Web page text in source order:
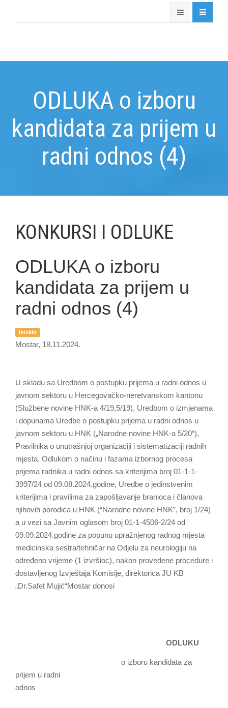
ODLUKA o izboru
kandidata za prijem u
radni odnos (4)
KONKURSI I ODLUKE
ODLUKA o izboru
kandidata za prijem u
radni odnos (4)
Isteklo
Mostar, 18.11.2024.
U skladu sa Uredbom o postupku prijema u radni odnos u
javnom sektoru u Hercegovačko-neretvanskom kantonu
(Službene novine HNK-a 4/19,5/19), Uredbom o izmjenama
i dopunama Uredbe o postupku prijema u radni odnos u
javnom sektoru u HNK („Narodne novine HNK-a 5/20“),
Pravilnika o unutrašnjoj organizaciji i sistematizaciji radnih
mjesta, Odlukom o načinu i fazama izbornog procesa
prijema radnika u radni odnos sa kriterijima broj 01-1-1-
3997/24 od 09.08.2024.godine, Uredbe o jedinstvenim
kriterijima i pravilima za zapošljavanje branioca i članova
njihovih porodica u HNK (“Narodne novine HNK”, broj 1/24)
a u vezi sa Javnim oglasom broj 01-1-4506-2/24 od
09.09.2024.godine za popunu upražnjenog radnog mjesta
medicinska sestra/tehničar na Odjelu za neurologiju na
određeno vrijeme (1 izvršioc), nakon provedene procedure i
dostavljenog Izvještaja Komisije, direktorica JU KB
„Dr.Safet Mujić“Mostar donosi
ODLUKU
o izboru kandidata za
prijem u radni